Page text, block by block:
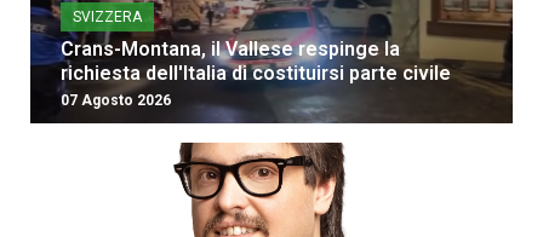
SVIZZERA
Crans-Montana, il Vallese respinge la
richiesta dell'Italia di costituirsi parte civile
07 Agosto 2026